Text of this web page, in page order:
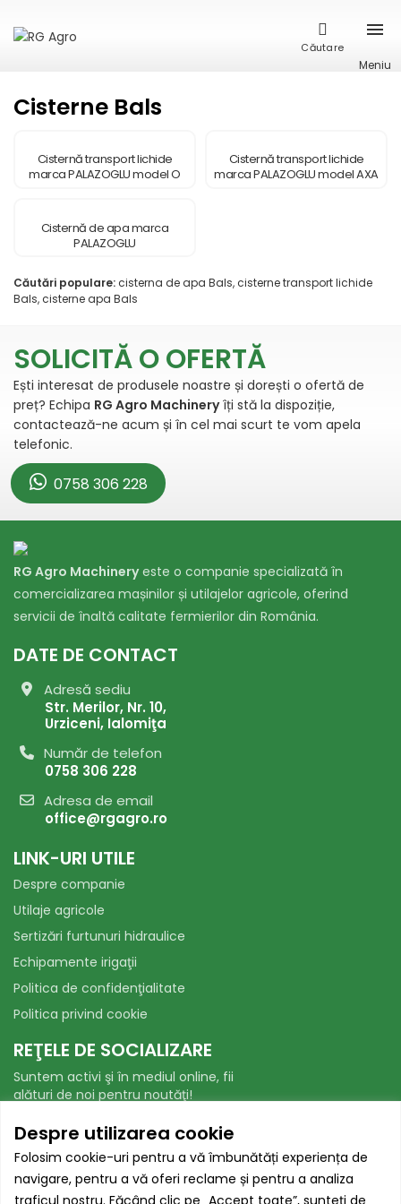
Despre utilizarea cookie
Folosim cookie-uri pentru a vă îmbunătăți experiența de
navigare, pentru a vă oferi reclame și pentru a analiza
traficul nostru. Făcând clic pe „Accept toate”, sunteți de
Căutare
Meniu
Cisterne Bals
Cisternă transport lichide
marca PALAZOGLU model O
Cisternă transport lichide
marca PALAZOGLU model AXA
Cisternă de apa marca
PALAZOGLU
Căutări populare:cisterna de apa Bals, cisterne transport lichide
Bals, cisterne apa Bals
SOLICITĂ O OFERTĂ
Ești interesat de produsele noastre și dorești o ofertă de
preț? Echipa RG Agro Machineryîți stă la dispoziție,
contactează-ne acum și în cel mai scurt te vom apela
telefonic.
0758 306 228
RG Agro Machineryeste o companie specializată în
comercializarea mașinilor și utilajelor agricole, oferind
servicii de înaltă calitate fermierilor din România.
DATE DE CONTACT
Adresă sediu
Str. Merilor, Nr. 10,
Urziceni, Ialomiţa
Număr de telefon
0758 306 228
Adresa de email
office@rgagro.ro
LINK-URI UTILE
Despre companie
Utilaje agricole
Sertizări furtunuri hidraulice
Echipamente irigaţii
Politica de confidenţialitate
Politica privind cookie
REŢELE DE SOCIALIZARE
Suntem activi şi în mediul online, fii
alături de noi pentru noutăţi!
Facebook WhatsApp
AUTORITATEA NAȚIONALĂ PENTRU
PROTECȚIA CONSUMATORILOR